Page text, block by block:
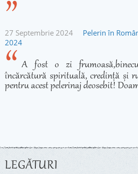
27 Septembrie 2024
Pelerin în
2024
A fost o zi
încărcătură spirituală, credință și
pentru acest pelerinaj deosebit!
LEGĂTURI